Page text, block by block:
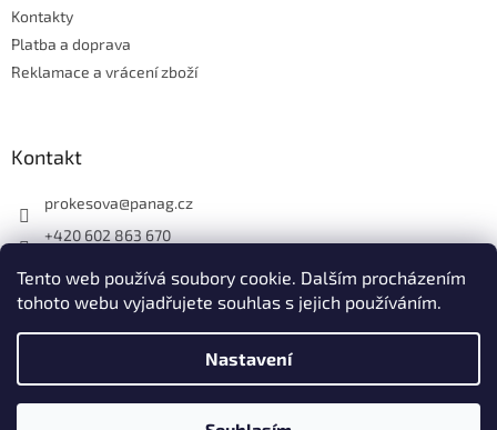
Tento web používá soubory cookie. Dalším procházením
tohoto webu vyjadřujete souhlas s jejich používáním.
Nastavení
Kontakty
Platba a doprava
Reklamace a vrácení zboží
Kontakt
prokesova@panag.cz
+420 602 863 670
Vytvořil Shoptet